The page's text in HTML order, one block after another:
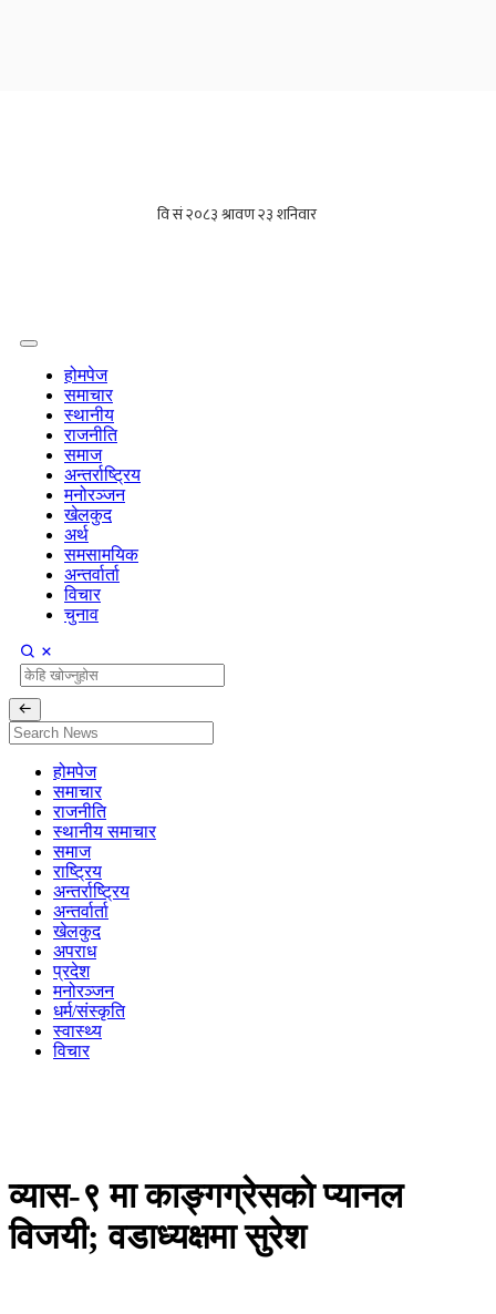
होमपेज
समाचार
स्थानीय
राजनीति
समाज
अन्तर्राष्ट्रिय
मनोरञ्जन
खेलकुद
अर्थ
समसामयिक
अन्तर्वार्ता
विचार
चुनाव
होमपेज
समाचार
राजनीति
स्थानीय समाचार
समाज
राष्ट्रिय
अन्तर्राष्ट्रिय
अन्तर्वार्ता
खेलकुद
अपराध
प्रदेश
मनोरञ्जन
धर्म/संस्कृति
स्वास्थ्य
विचार
व्यास-९ मा काङ्गग्रेसकाे प्यानल
विजयी; वडाध्यक्षमा सुरेश